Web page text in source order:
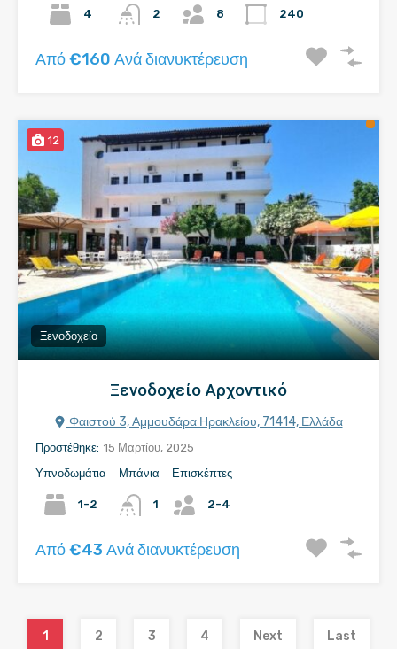
4 2 8 240
Από €160 Ανά διανυκτέρευση
12
Ξενοδοχείο
Ξενοδοχείο Αρχοντικό
Φαιστού 3, Αμμουδάρα Ηρακλείου, 71414, Ελλάδα
Προστέθηκε: 15 Μαρτίου, 2025
Υπνοδωμάτια
1-2
Μπάνια
1
Επισκέπτες
2-4
Από €43 Ανά διανυκτέρευση
1 2 3 4 Next Last